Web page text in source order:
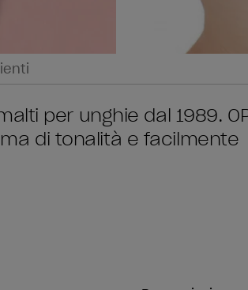
per unghie dal 1989.
di tonalità e facilmente